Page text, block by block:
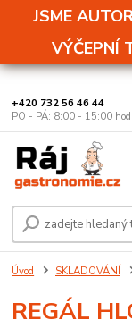
JSME
VÝČEPNÍ
+420 732 56 46 44
PO - PÁ: 8:00 - 15:00
Úvod SKLADOVÁNÍ
REGÁL